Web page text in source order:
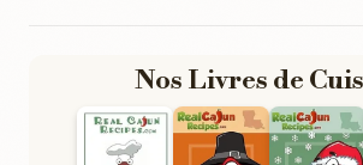
Nos Livres de